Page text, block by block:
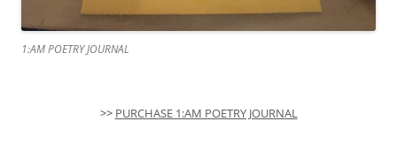
1:AM POETRY JOURNAL
>> PURCHASE 1:AM POETRY JOURNAL